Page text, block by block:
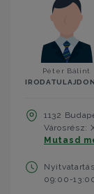
Péter Bálint
1132
Városrész:
Mutasd
09:00-